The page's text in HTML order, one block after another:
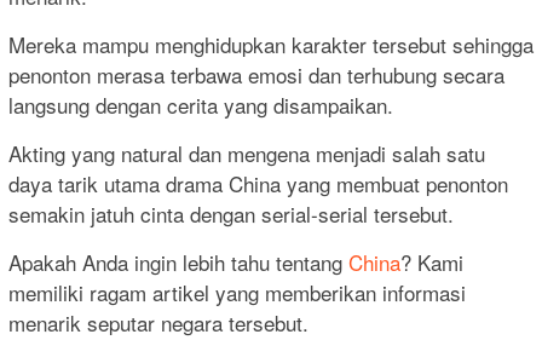
Mereka mampu menghidupkan karakter tersebut sehingga
penonton merasa terbawa emosi dan terhubung secara
langsung dengan cerita yang disampaikan.
Akting yang natural dan mengena menjadi salah satu
daya tarik utama drama China yang membuat penonton
semakin jatuh cinta dengan serial-serial tersebut.
Apakah Anda ingin lebih tahu tentang China? Kami
memiliki ragam artikel yang memberikan informasi
menarik seputar negara tersebut.